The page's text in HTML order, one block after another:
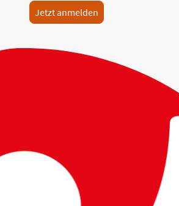
Jetzt anmelden